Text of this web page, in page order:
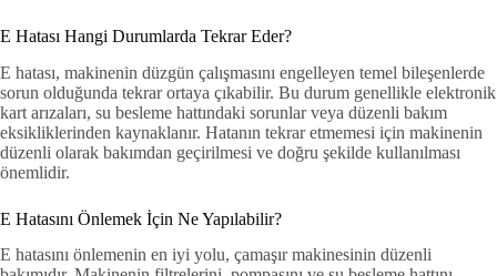
E Hatası Hangi Durumlarda Tekrar Eder?
E hatası, makinenin düzgün çalışmasını engelleyen temel bileşenlerde
sorun olduğunda tekrar ortaya çıkabilir. Bu durum genellikle elektronik
kart arızaları, su besleme hattındaki sorunlar veya düzenli bakım
eksikliklerinden kaynaklanır. Hatanın tekrar etmemesi için makinenin
düzenli olarak bakımdan geçirilmesi ve doğru şekilde kullanılması
önemlidir.
E Hatasını Önlemek İçin Ne Yapılabilir?
E hatasını önlemenin en iyi yolu, çamaşır makinesinin düzenli